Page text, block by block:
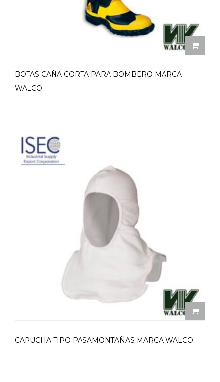
BOTAS CAÑA CORTA PARA BOMBERO MARCA
WALCO
CAPUCHA TIPO PASAMONTAÑAS MARCA WALCO